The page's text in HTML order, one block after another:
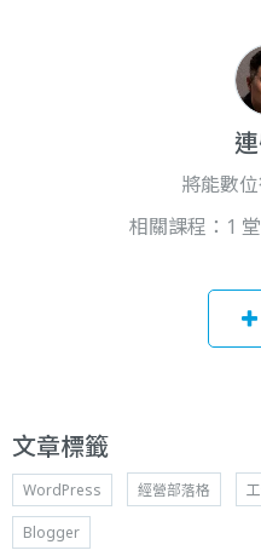
將能數
相關課程：1
文章標籤
WordPress 經營部落格
Blogger